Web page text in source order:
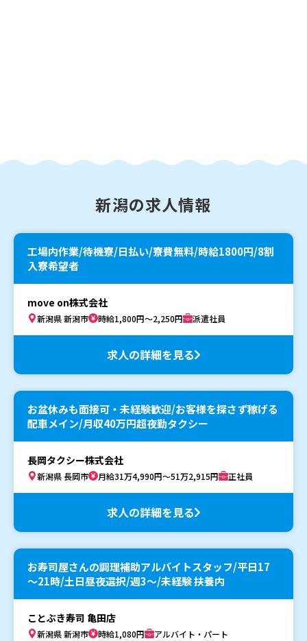
新潟の求人情報
工場内作業/待機寮/日払い/寮費無料/時給1800円/8割
入寮希望者
move on株式会社
新潟県 新潟市 時給1,800円～2,250円 派遣社員
求人の詳細を見る
お盆休みも面接可・未経験歓迎/お客様を探さず稼げる
配車メイン/月収40万円超夜勤タクシー
長岡タクシー株式会社
新潟県 長岡市 月給31万4,990円～51万2,915円 正社員
求人の詳細を見る
お寿司屋さんの調理補助アルバイトスタッフ/平日17
～21時/土日昼夜選択/週3～/未経験 扶養内
ことぶき寿司 亀田店
新潟県 新潟市 時給1,080円 アルバイト・パート